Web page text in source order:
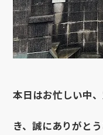
本日はお忙しい中
き、誠にありがと